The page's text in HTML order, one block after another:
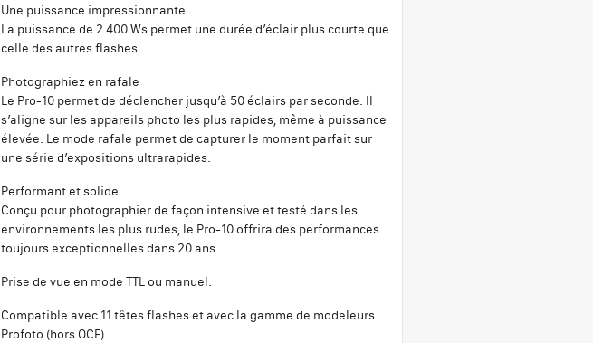
Une puissance impressionnante
La puissance de 2 400 Ws permet une durée d’éclair plus courte que
celle des autres flashes.
Photographiez en rafale
Le Pro-10 permet de déclencher jusqu’à 50 éclairs par seconde. Il
s’aligne sur les appareils photo les plus rapides, même à puissance
élevée. Le mode rafale permet de capturer le moment parfait sur
une série d’expositions ultrarapides.
Performant et solide
Conçu pour photographier de façon intensive et testé dans les
environnements les plus rudes, le Pro-10 offrira des performances
toujours exceptionnelles dans 20 ans
Prise de vue en mode TTL ou manuel.
Compatible avec 11 têtes flashes et avec la gamme de modeleurs
Profoto (hors OCF).